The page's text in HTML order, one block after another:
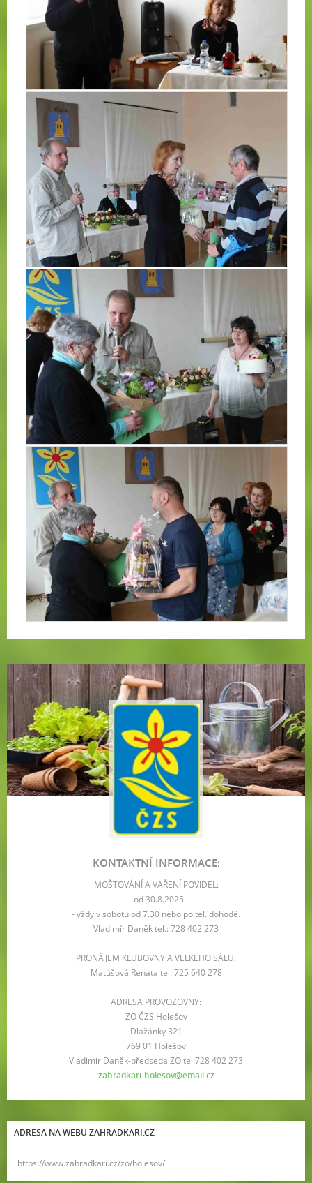
KONTAKTNÍ INFORMACE:
MOŠTOVÁNÍ A VAŘENÍ POVIDEL:
- od 30.8.2025
- vždy v sobotu od 7.30 nebo po tel. dohodě.
Vladimír Daněk tel.: 728 402 273
PRONÁJEM KLUBOVNY A VELKÉHO SÁLU:
Matúšová Renata tel: 725 640 278
ADRESA PROVOZOVNY:
ZO ČZS Holešov
Dlažánky 321
769 01 Holešov
Vladimír Daněk-předseda ZO tel:728 402 273
zahradkari-holesov@email.cz
ADRESA NA WEBU ZAHRADKARI.CZ
https://www.zahradkari.cz/zo/holesov/